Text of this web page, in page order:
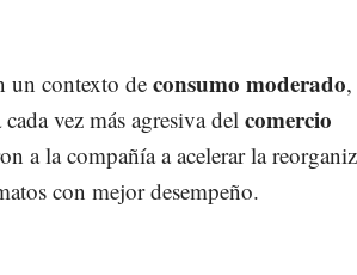
un contexto de consumo moderado
vez más agresiva delcomercio
a la compañía a acelerar la
con mejor desempeño.